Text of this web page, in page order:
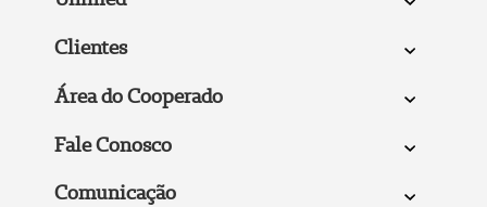
Clientes
Área do Cooperado
Fale Conosco
Comunicação